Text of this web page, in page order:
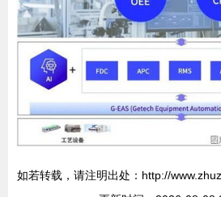
如若转载，请注明出处：http://